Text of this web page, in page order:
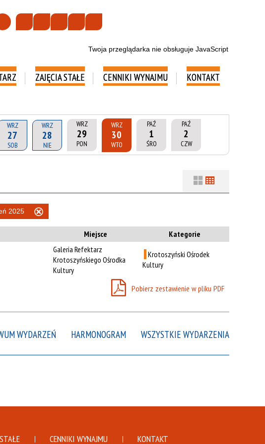
Twoja przeglądarka nie obsługuje JavaScript
ZAJĘCIA STAŁE CENNIKI WYNAJMU KONTAKT
WRZ
27
SOB
WRZ
28
NIE
WRZ
29
PON
WRZ
30
WTO
PAŹ
1
ŚRO
PAŹ
2
CZW
Filtry
Kategoria
Trwające w
Promowane
2025
Miejsce Kategorie
Galeria Refektarz
Krotoszyńskiego Ośrodka
Kultury
Krotoszyński Ośrodek
Kultury
Pobierz zestawienie w pliku PDF
WSZYSTKIE WYDARZENIA
HARMONOGRAM
WYDARZEŃ
CENNIKI WYNAJMU KONTAKT